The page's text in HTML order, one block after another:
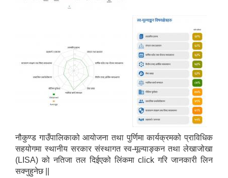
नौकुण्ड गाउँपालिकाको आयोजना तथा पुर्णिमा कार्यक्रमको प्राविधिक
सहयोगमा स्थानीय सरकार संस्थागत स्व-मूल्याङ्कन तथा लेखाजोखा
(LISA) को नतिजा तल दिईएको लिंकमा click गरि जानकारी लिन
सक्नुहुनेछ ||